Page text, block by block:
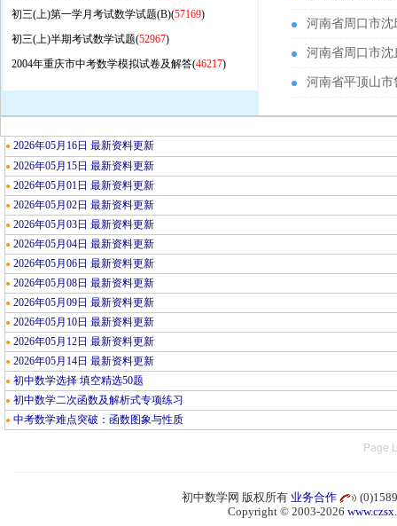
初三(上)第一学月考试数学试题(B)(57169)
初三(上)半期考试数学试题(52967)
2004年重庆市中考数学模拟试卷及解答(46217)
河南省周口市沈
河南省周口市沈
河南省平顶山市
● 2026年05月16日 最新资料更新
● 2026年05月15日 最新资料更新
● 2026年05月01日 最新资料更新
● 2026年05月02日 最新资料更新
● 2026年05月03日 最新资料更新
● 2026年05月04日 最新资料更新
● 2026年05月06日 最新资料更新
● 2026年05月08日 最新资料更新
● 2026年05月09日 最新资料更新
● 2026年05月10日 最新资料更新
● 2026年05月12日 最新资料更新
● 2026年05月14日 最新资料更新
● 初中数学选择 填空精选50题
● 初中数学二次函数及解析式专项练习
● 中考数学难点突破：函数图象与性质
Page
初中数学网 版权所有 业务合作
Copyright © 2003-2026